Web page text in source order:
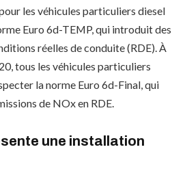
les véhicules particuliers diesel
Euro 6d-TEMP, qui introduit des
réelles de conduite (RDE). À
tous les véhicules particuliers
la norme Euro 6d-Final, qui
de NOx en RDE.
une installation